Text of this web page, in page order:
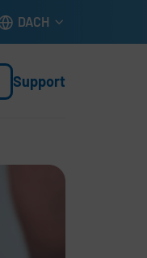
DACH
Support